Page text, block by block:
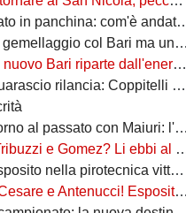
com'è andata la scorsa stagione?
una sola missione: tornare subito in Serie B
Bari riparte dall'energia verde
Coppitelli per riportare i lupi in Serie B
l'obiettivo è una salvezza senza affanni
Alessio può fare più ruoli, Guido è una certezza"
contro la Spal di De Rossi e Nainggolan
Forte, ma valorizziamo sempre giocatori del Napoli"